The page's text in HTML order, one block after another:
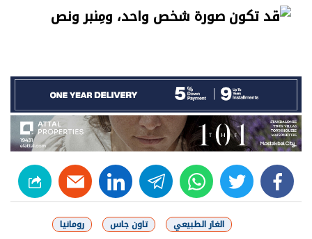
facebook
twitter
whats
telegram
linkedin
الغاز الطبيعي تاون جاس رومانيا